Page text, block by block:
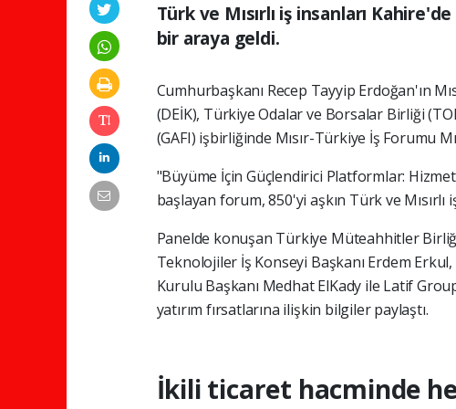
Türk ve Mısırlı iş insanları
bir araya geldi.
Cumhurbaşkanı Recep Tayyip Erdoğan'ın
(DEİK), Türkiye Odalar ve Borsalar Birliği
(GAFI) işbirliğinde Mısır-Türkiye İş Forumu
"Büyüme İçin Güçlendirici Platformlar:
başlayan forum, 850'yi aşkın Türk ve Mısırlı
Panelde konuşan Türkiye Müteahhitler
Teknolojiler İş Konseyi Başkanı Erdem Erkul,
Kurulu Başkanı Medhat ElKady ile Latif
yatırım fırsatlarına ilişkin bilgiler paylaştı.
İkili ticaret hacminde